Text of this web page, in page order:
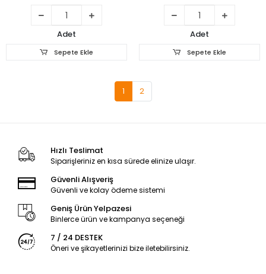
Adet
Sepete Ekle
Adet
Sepete Ekle
1 2
Hızlı Teslimat
Siparişleriniz en kısa sürede elinize ulaşır.
Güvenli Alışveriş
Güvenli ve kolay ödeme sistemi
Geniş Ürün Yelpazesi
Binlerce ürün ve kampanya seçeneği
7 / 24 DESTEK
Öneri ve şikayetlerinizi bize iletebilirsiniz.